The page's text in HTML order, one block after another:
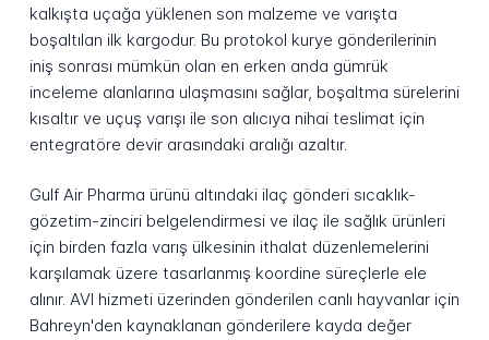
kalkışta uçağa yüklenen son malzeme ve varışta
boşaltılan ilk kargodur. Bu protokol kurye gönderilerinin
iniş sonrası mümkün olan en erken anda gümrük
inceleme alanlarına ulaşmasını sağlar, boşaltma sürelerini
kısaltır ve uçuş varışı ile son alıcıya nihai teslimat için
entegratöre devir arasındaki aralığı azaltır.
Gulf Air Pharma ürünü altındaki ilaç gönderi sıcaklık-
gözetim-zinciri belgelendirmesi ve ilaç ile sağlık ürünleri
için birden fazla varış ülkesinin ithalat düzenlemelerini
karşılamak üzere tasarlanmış koordine süreçlerle ele
alınır. AVI hizmeti üzerinden gönderilen canlı hayvanlar için
Bahreyn'den kaynaklanan gönderilere kayda değer